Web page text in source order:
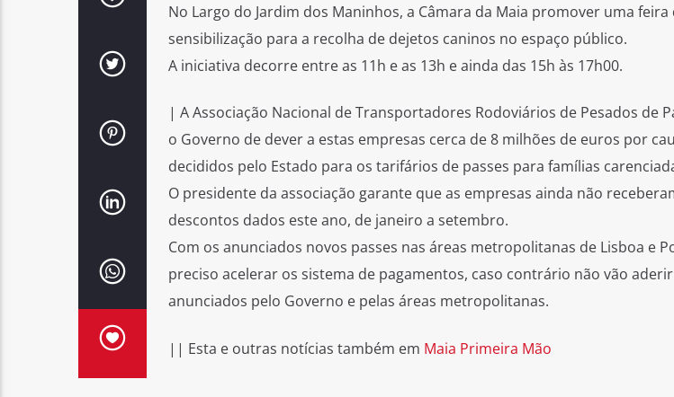
No Largo do Jardim dos Maninhos, a Câmara da Maia promover uma feira
sensibilização para a recolha de dejetos caninos no espaço público.
A iniciativa decorre entre as 11h e as 13h e ainda das 15h às 17h00.
| A Associação Nacional de Transportadores Rodoviários de Pesados de
o Governo de dever a estas empresas cerca de 8 milhões de euros por
decididos pelo Estado para os tarifários de passes para famílias
O presidente da associação garante que as empresas ainda não
descontos dados este ano, de janeiro a setembro.
Com os anunciados novos passes nas áreas metropolitanas de Lisboa e
preciso acelerar os sistema de pagamentos, caso contrário não vão
anunciados pelo Governo e pelas áreas metropolitanas.
|| Esta e outras notícias também em Maia Primeira Mão